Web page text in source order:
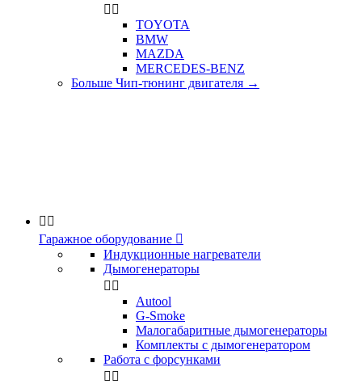
 
TOYOTA
BMW
MAZDA
MERCEDES-BENZ
Больше Чип-тюнинг двигателя →
 
Гаражное оборудование 
Индукционные нагреватели
Дымогенераторы
 
Аutool
G-Smoke
Малогабаритные дымогенераторы
Комплекты с дымогенератором
Работа с форсунками
 